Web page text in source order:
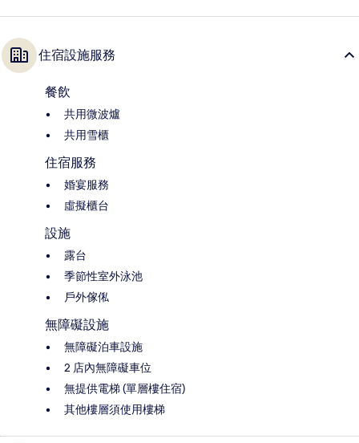
住宿設施服務
餐飲
共用微波爐
共用雪櫃
住宿服務
婚宴服務
虛擬櫃台
設施
露台
季節性室外泳池
戶外傢俬
無障礙設施
無障礙泊車設施
2 店內無障礙車位
無提供電梯 (單層樓住宿)
其他樓層須使用樓梯